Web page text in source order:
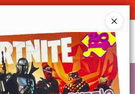
Ingresar a la Tienda
CONTACTO